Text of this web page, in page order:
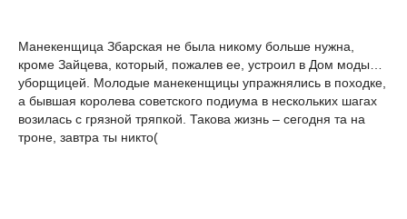
Манекенщица Збарская не была никому больше нужна,
кроме Зайцева, который, пожалев ее, устроил в Дом моды…
уборщицей. Молодые манекенщицы упражнялись в походке,
а бывшая королева советского подиума в нескольких шагах
возилась с грязной тряпкой. Такова жизнь – сегодня та на
троне, завтра ты никто(